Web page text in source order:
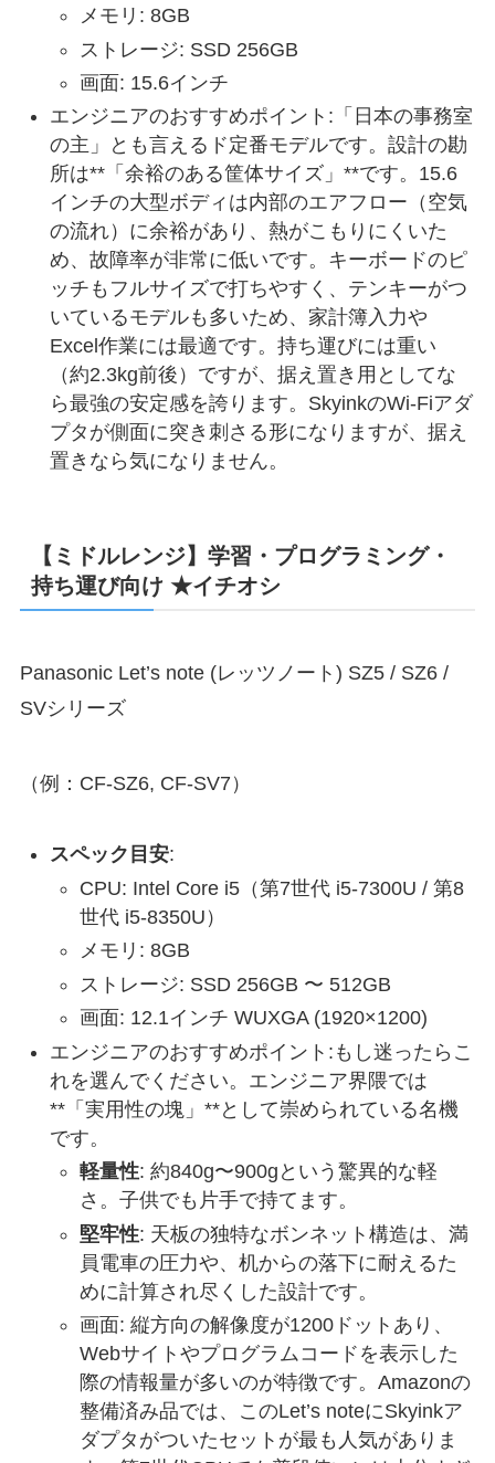
メモリ: 8GB
ストレージ: SSD 256GB
画面: 15.6インチ
エンジニアのおすすめポイント:「日本の事務室
の主」とも言えるド定番モデルです。設計の勘
所は**「余裕のある筐体サイズ」**です。15.6
インチの大型ボディは内部のエアフロー（空気
の流れ）に余裕があり、熱がこもりにくいた
め、故障率が非常に低いです。キーボードのピ
ッチもフルサイズで打ちやすく、テンキーがつ
いているモデルも多いため、家計簿入力や
Excel作業には最適です。持ち運びには重い
（約2.3kg前後）ですが、据え置き用としてな
ら最強の安定感を誇ります。SkyinkのWi-Fiアダ
プタが側面に突き刺さる形になりますが、据え
置きなら気になりません。
【ミドルレンジ】学習・プログラミング・
持ち運び向け ★イチオシ
Panasonic Let’s note (レッツノート) SZ5 / SZ6 /
SVシリーズ
（例：CF-SZ6, CF-SV7）
スペック目安:
CPU: Intel Core i5（第7世代 i5-7300U / 第8
世代 i5-8350U）
メモリ: 8GB
ストレージ: SSD 256GB 〜 512GB
画面: 12.1インチ WUXGA (1920×1200)
エンジニアのおすすめポイント:もし迷ったらこ
れを選んでください。エンジニア界隈では
**「実用性の塊」**として崇められている名機
です。
軽量性: 約840g〜900gという驚異的な軽
さ。子供でも片手で持てます。
堅牢性: 天板の独特なボンネット構造は、満
員電車の圧力や、机からの落下に耐えるた
めに計算され尽くした設計です。
画面: 縦方向の解像度が1200ドットあり、
Webサイトやプログラムコードを表示した
際の情報量が多いのが特徴です。Amazonの
整備済み品では、このLet’s noteにSkyinkア
ダプタがついたセットが最も人気がありま